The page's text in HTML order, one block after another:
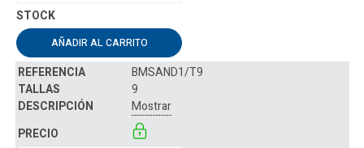
AÑADIR AL CARRITO
BMSAND1/T9
9
Mostrar